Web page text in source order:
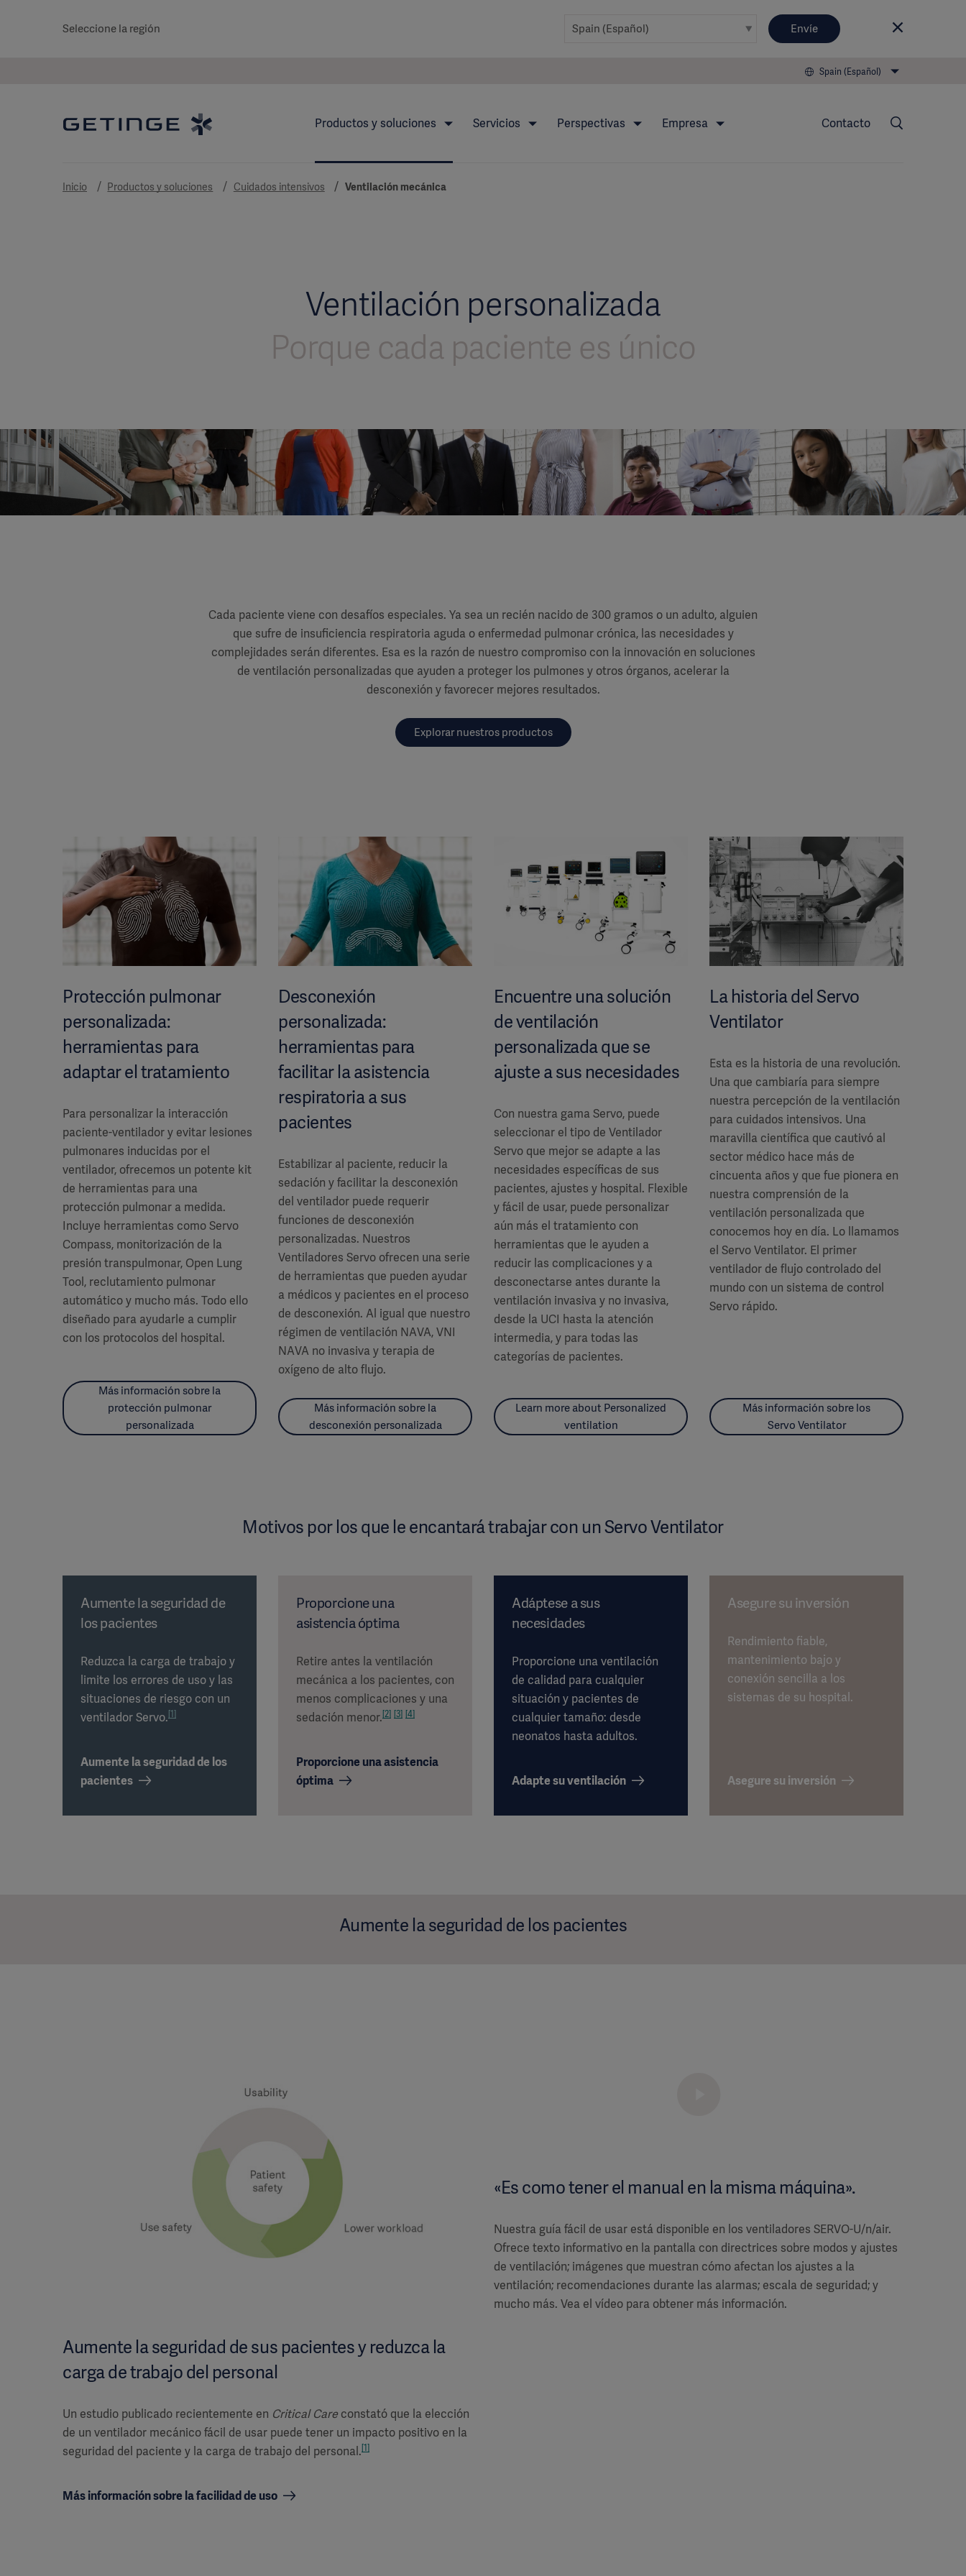
Seleccione la región Envíe
Spain (Español)
Productos y soluciones Servicios Perspectivas Empresa Contacto
Inicio Productos y soluciones Cuidados intensivos Ventilación mecánica
Ventilación personalizada
Porque cada paciente es único
Cada paciente viene con desafíos especiales. Ya sea un recién nacido de 300 gramos o un adulto, alguien
que sufre de insuficiencia respiratoria aguda o enfermedad pulmonar crónica, las necesidades y
complejidades serán diferentes. Esa es la razón de nuestro compromiso con la innovación en soluciones
de ventilación personalizadas que ayuden a proteger los pulmones y otros órganos, acelerar la
desconexión y favorecer mejores resultados.
Explorar nuestros productos
Protección pulmonar
personalizada:
herramientas para
adaptar el tratamiento
Para personalizar la interacción
paciente-ventilador y evitar lesiones
pulmonares inducidas por el
ventilador, ofrecemos un potente kit
de herramientas para una
protección pulmonar a medida.
Incluye herramientas como Servo
Compass, monitorización de la
presión transpulmonar, Open Lung
Tool, reclutamiento pulmonar
automático y mucho más. Todo ello
diseñado para ayudarle a cumplir
con los protocolos del hospital.
Más información sobre la
protección pulmonar
personalizada
Desconexión
personalizada:
herramientas para
facilitar la asistencia
respiratoria a sus
pacientes
Estabilizar al paciente, reducir la
sedación y facilitar la desconexión
del ventilador puede requerir
funciones de desconexión
personalizadas. Nuestros
Ventiladores Servo ofrecen una serie
de herramientas que pueden ayudar
a médicos y pacientes en el proceso
de desconexión. Al igual que nuestro
régimen de ventilación NAVA, VNI
NAVA no invasiva y terapia de
oxígeno de alto flujo.
Más información sobre la
desconexión personalizada
Encuentre una solución
de ventilación
personalizada que se
ajuste a sus necesidades
Con nuestra gama Servo, puede
seleccionar el tipo de Ventilador
Servo que mejor se adapte a las
necesidades específicas de sus
pacientes, ajustes y hospital. Flexible
y fácil de usar, puede personalizar
aún más el tratamiento con
herramientas que le ayuden a
reducir las complicaciones y a
desconectarse antes durante la
ventilación invasiva y no invasiva,
desde la UCI hasta la atención
intermedia, y para todas las
categorías de pacientes.
Learn more about Personalized
ventilation
La historia del Servo
Ventilator
Esta es la historia de una revolución.
Una que cambiaría para siempre
nuestra percepción de la ventilación
para cuidados intensivos. Una
maravilla científica que cautivó al
sector médico hace más de
cincuenta años y que fue pionera en
nuestra comprensión de la
ventilación personalizada que
conocemos hoy en día. Lo llamamos
el Servo Ventilator. El primer
ventilador de flujo controlado del
mundo con un sistema de control
Servo rápido.
Más información sobre los
Servo Ventilator
Motivos por los que le encantará trabajar con un Servo Ventilator
Aumente la seguridad de
los pacientes
Reduzca la carga de trabajo y
limite los errores de uso y las
situaciones de riesgo con un
ventilador Servo.[1]
Aumente la seguridad de los
pacientes
Proporcione una
asistencia óptima
Retire antes la ventilación
mecánica a los pacientes, con
menos complicaciones y una
sedación menor.[2] [3] [4]
Proporcione una asistencia
óptima
Adáptese a sus
necesidades
Proporcione una ventilación
de calidad para cualquier
situación y pacientes de
cualquier tamaño: desde
neonatos hasta adultos.
Adapte su ventilación
Asegure su inversión
Rendimiento fiable,
mantenimiento bajo y
conexión sencilla a los
sistemas de su hospital.
Asegure su inversión
Aumente la seguridad de los pacientes
Aumente la seguridad de sus pacientes y reduzca la
carga de trabajo del personal
Un estudio publicado recientemente en Critical Care constató que la elección
de un ventilador mecánico fácil de usar puede tener un impacto positivo en la
seguridad del paciente y la carga de trabajo del personal.[1]
Más información sobre la facilidad de uso
«Es como tener el manual en la misma máquina».
Nuestra guía fácil de usar está disponible en los ventiladores SERVO-U/n/air.
Ofrece texto informativo en la pantalla con directrices sobre modos y ajustes
de ventilación; imágenes que muestran cómo afectan los ajustes a la
ventilación; recomendaciones durante las alarmas; escala de seguridad; y
mucho más. Vea el vídeo para obtener más información.